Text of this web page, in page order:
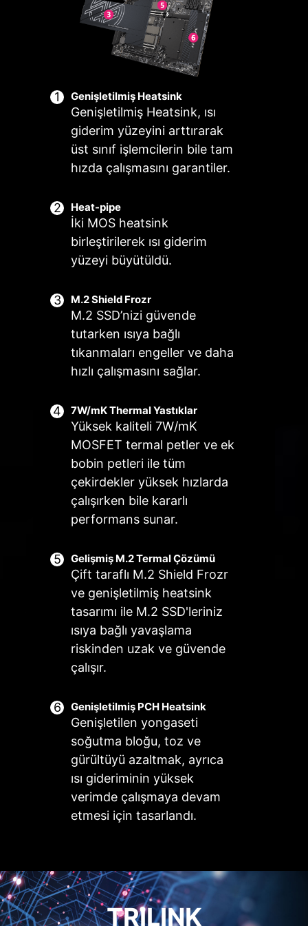
Genişletilmiş Heatsink
Genişletilmiş Heatsink, ısı
giderim yüzeyini arttırarak
üst sınıf işlemcilerin bile tam
hızda çalışmasını garantiler.
Heat-pipe
İki MOS heatsink
birleştirilerek ısı giderim
yüzeyi büyütüldü.
M.2 Shield Frozr
M.2 SSD’nizi güvende
tutarken ısıya bağlı
tıkanmaları engeller ve daha
hızlı çalışmasını sağlar.
7W/mK Thermal Yastıklar
Yüksek kaliteli 7W/mK
MOSFET termal petler ve ek
bobin petleri ile tüm
çekirdekler yüksek hızlarda
çalışırken bile kararlı
performans sunar.
Gelişmiş M.2 Termal Çözümü
Çift taraflı M.2 Shield Frozr
ve genişletilmiş heatsink
tasarımı ile M.2 SSD'leriniz
ısıya bağlı yavaşlama
riskinden uzak ve güvende
çalışır.
Genişletilmiş PCH Heatsink
Genişletilen yongaseti
soğutma bloğu, toz ve
gürültüyü azaltmak, ayrıca
ısı gideriminin yüksek
verimde çalışmaya devam
etmesi için tasarlandı.
CPU SOĞUTUCU
SIVI SOĞUTUCU
otomatik
algılama desteği
SİSTEM
Otomatik
algılama desteği
ÖZEL EZ CONN.
konnektörü
A güç iletimi(fan)
/ adanmış MSI
PC bileşenleri
için.
Daha fazla bilgi
MSI Combo Fan Başlığı, hem
pompa hem de fan konnektörü
olarak işlev görebilir. Bağlanan
cihazın pompa veya PWM/DC fan
olduğunu ayırt edebilir. Kolayca
bulabilmeniz için gri renkte
konnektör başlığına sahiptir.
tek bir tıklama ile optimalkulanım için
sezgisel bir ısı takip özelliği sunar.
DESTEĞİ
AKILLI FAN &
Çoklu Profil Desteği
Farklı kullanım durumları için 5 adede
Akıllı Fan & Manuel Fan
Akıllı Fan
olanağı
Manuel Fan
Belirlenen yüzdeye göre ısıyı manuel
olarak değiştirme olanağı
Kullanım Senaryosu
MSI Center Modu
belirtilen kurallara göre ayarlar.
BIOS Modu
Fan ayarlarını BIOS değerlerine
uyumlandırır.
Kullanıcı Tercihi
Fan ayarlarını kullanıcının belirlediği
değerlere göre değiştirir.
sıcaklıklarını hedefler. AI sistemi, CPU
ve GPU sıcaklıklarını otomatik olarak
tespit eder ve sistem fanlarını
ayarlayarak optimal performans
sunar.
TRILINK